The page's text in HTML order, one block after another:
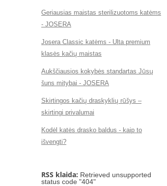
Geriausias maistas sterilizuotoms katėms
- JOSERA
Josera Classic katėms - Ulta premium
klasės kačių maistas
Aukščiausios kokybės standartas Jūsų
šuns mitybai - JOSERA
Skirtingos kačių draskyklių rūšys –
skirtingi privalumai
Kodėl katės drasko baldus - kaip to
išvengti?
RSS klaida: Retrieved unsupported
status code "404"